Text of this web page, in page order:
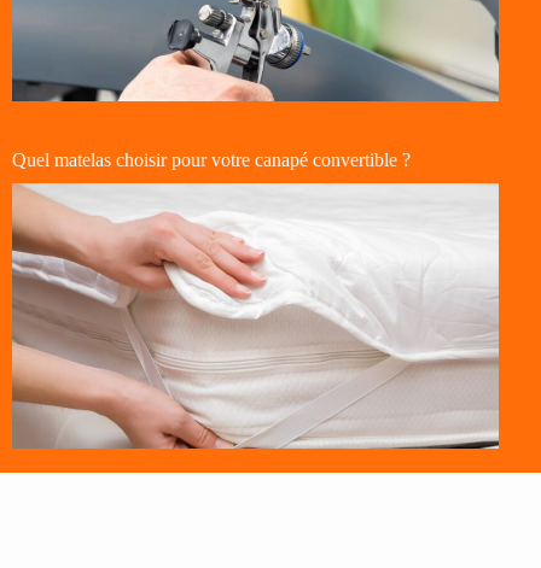
Quel matelas choisir pour votre canapé convertible ?